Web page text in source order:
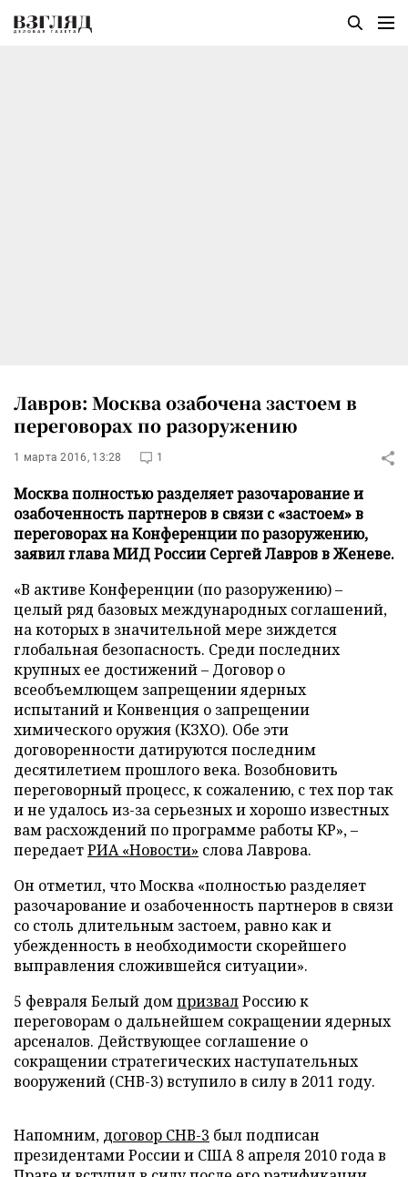
Лавров: Москва озабочена застоем в
переговорах по разоружению
1 марта 2016, 13:28 1
Москва полностью разделяет разочарование и
озабоченность партнеров в связи с «застоем» в
переговорах на Конференции по разоружению,
заявил глава МИД России Сергей Лавров в Женеве.
«В активе Конференции (по разоружению) –
целый ряд базовых международных соглашений,
на которых в значительной мере зиждется
глобальная безопасность. Среди последних
крупных ее достижений – Договор о
всеобъемлющем запрещении ядерных
испытаний и Конвенция о запрещении
химического оружия (КЗХО). Обе эти
договоренности датируются последним
десятилетием прошлого века. Возобновить
переговорный процесс, к сожалению, с тех пор так
и не удалось из-за серьезных и хорошо известных
вам расхождений по программе работы КР», –
передаетРИА «Новости» слова Лаврова.
Он отметил, что Москва «полностью разделяет
разочарование и озабоченность партнеров в связи
со столь длительным застоем, равно как и
убежденность в необходимости скорейшего
выправления сложившейся ситуации».
5 февраля Белый домпризвалРоссию к
переговорам о дальнейшем сокращении ядерных
арсеналов. Действующее соглашение о
сокращении стратегических наступательных
вооружений (СНВ-3) вступило в силу в 2011 году.
Напомним, договор СНВ-3 был подписан
президентами России и США 8 апреля 2010 года в